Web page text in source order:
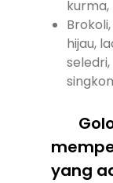
hijau,
yang